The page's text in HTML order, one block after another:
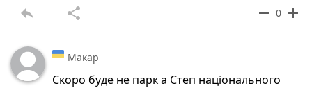
reply share remove 0 add
Макар
Скоро буде не парк а Степ національного